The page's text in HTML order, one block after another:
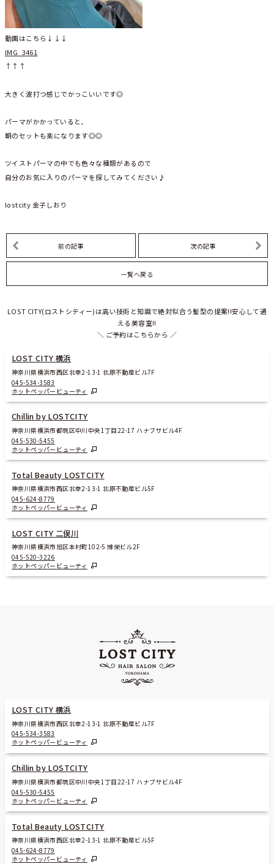
動画はこちら↓↓↓
IMG_3461
↑↑↑
大きく波打つ感じでかっこいいです◎
パーマがかかっていると、
朝のセットも楽になります◎◎
ツイストパーマの中でも色々な種類があるので
自分のお気に入りのパーマを探してみてください♪
lostcity 金子しおり
前の記事 次の記事
一覧へ戻る
LOST CITY(ロストシティー)は高い技術と知識で絶対似合う髪型の提案!!安心して通
える美容室!!
＼ ご予約はこちらから ／
LOST CITY 横浜
神奈川県横浜市西区北幸2-13-1 北原不動産ビル7F
045-534-3583
ホットペッパービューティ
Chillin by LOSTCITY
神奈川県横浜市都筑区中川中央1丁目22-17 ハナブサビル4F
045-530-5455
ホットペッパービューティ
Total Beauty LOSTCITY
神奈川県横浜市西区北幸2-13-1 北原不動産ビル5F
045-624-8779
ホットペッパービューティ
LOST CITY 二俣川
神奈川県横浜市旭区本村町102-5 博栄ビル2F
045-520-3226
ホットペッパービューティ
LOST CITY 横浜
神奈川県横浜市西区北幸2-13-1 北原不動産ビル7F
045-534-3583
ホットペッパービューティ
Chillin by LOSTCITY
神奈川県横浜市都筑区中川中央1丁目22-17 ハナブサビル4F
045-530-5455
ホットペッパービューティ
Total Beauty LOSTCITY
神奈川県横浜市西区北幸2-13-1 北原不動産ビル5F
045-624-8779
ホットペッパービューティ